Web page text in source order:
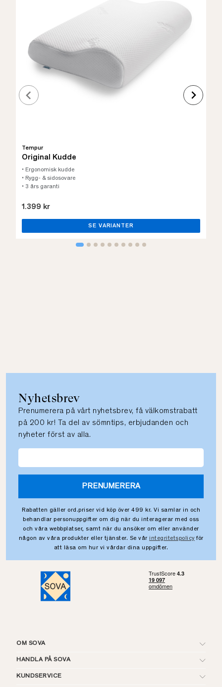
Tempur
Original Kudde
• Ergonomisk kudde
• Rygg- & sidosovare
• 3 års garanti
1.399 kr
SE VARIANTER
Nyhetsbrev
Prenumerera på vårt nyhetsbrev, få välkomstrabatt
på 200 kr! Ta del av sömntips, erbjudanden och
nyheter först av alla.
PRENUMERERA
Rabatten gäller ord.priser vid köp över 499 kr. Vi samlar in och
behandlar personuppgifter om dig när du interagerar med oss
och våra webbplatser, samt när du ansöker om eller använder
någon av våra produkter eller tjänster. Se vår integritetspolicy för
att läsa om hur vi vårdar dina uppgifter.
OM SOVA
HANDLA PÅ SOVA
KUNDSERVICE